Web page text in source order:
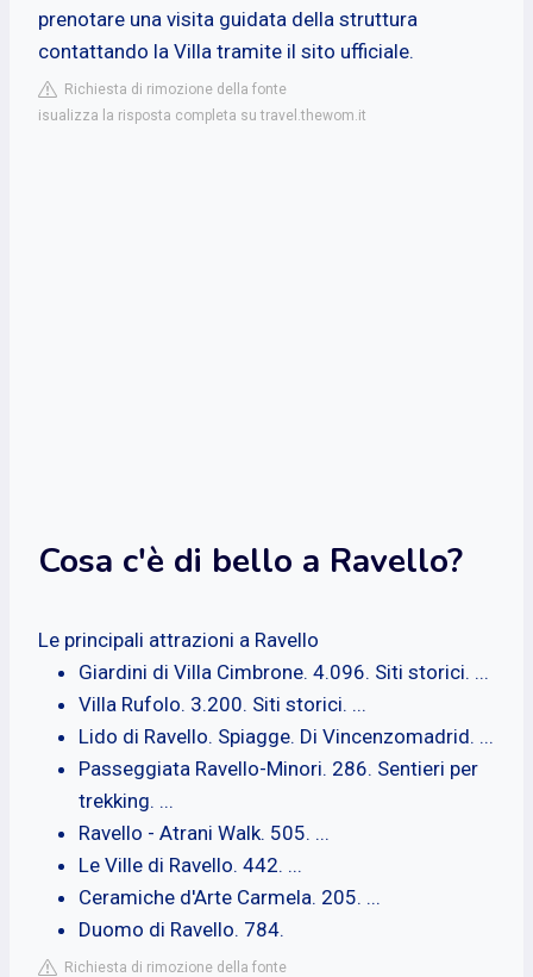
prenotare una visita guidata della struttura
contattando la Villa tramite il sito ufficiale.
Richiesta di rimozione della fonte
isualizza la risposta completa su travel.thewom.it
Cosa c'è di bello a Ravello?
Le principali attrazioni a Ravello
Giardini di Villa Cimbrone. 4.096. Siti storici. ...
Villa Rufolo. 3.200. Siti storici. ...
Lido di Ravello. Spiagge. Di Vincenzomadrid. ...
Passeggiata Ravello-Minori. 286. Sentieri per
trekking. ...
Ravello - Atrani Walk. 505. ...
Le Ville di Ravello. 442. ...
Ceramiche d'Arte Carmela. 205. ...
Duomo di Ravello. 784.
Richiesta di rimozione della fonte